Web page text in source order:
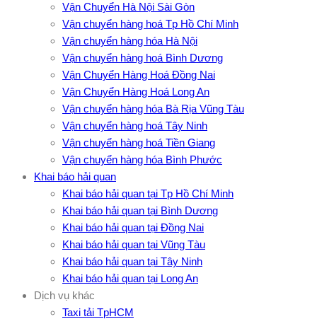
Vận Chuyển Hà Nội Sài Gòn
Vận chuyển hàng hoá Tp Hồ Chí Minh
Vận chuyển hàng hóa Hà Nội
Vận chuyển hàng hoá Bình Dương
Vận Chuyển Hàng Hoá Đồng Nai
Vận Chuyển Hàng Hoá Long An
Vận chuyển hàng hóa Bà Rịa Vũng Tàu
Vận chuyển hàng hoá Tây Ninh
Vận chuyển hàng hoá Tiền Giang
Vận chuyển hàng hóa Bình Phước
Khai báo hải quan
Khai báo hải quan tại Tp Hồ Chí Minh
Khai báo hải quan tại Bình Dương
Khai báo hải quan tại Đồng Nai
Khai báo hải quan tại Vũng Tàu
Khai báo hải quan tại Tây Ninh
Khai báo hải quan tại Long An
Dịch vụ khác
Taxi tải TpHCM